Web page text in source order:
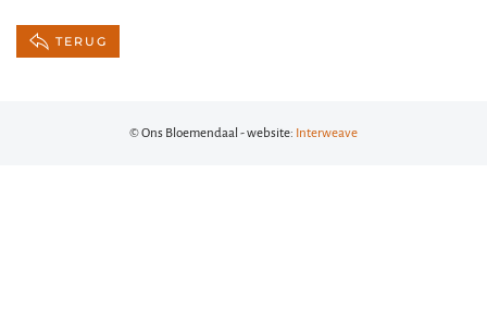
TERUG
© Ons Bloemendaal - website: Interweave